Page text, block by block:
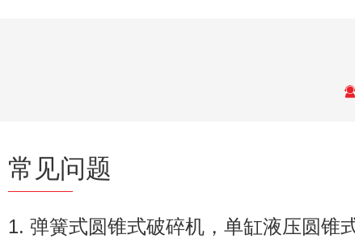
常见问题
1. 弹簧式圆锥式破碎机，单缸液压圆锥